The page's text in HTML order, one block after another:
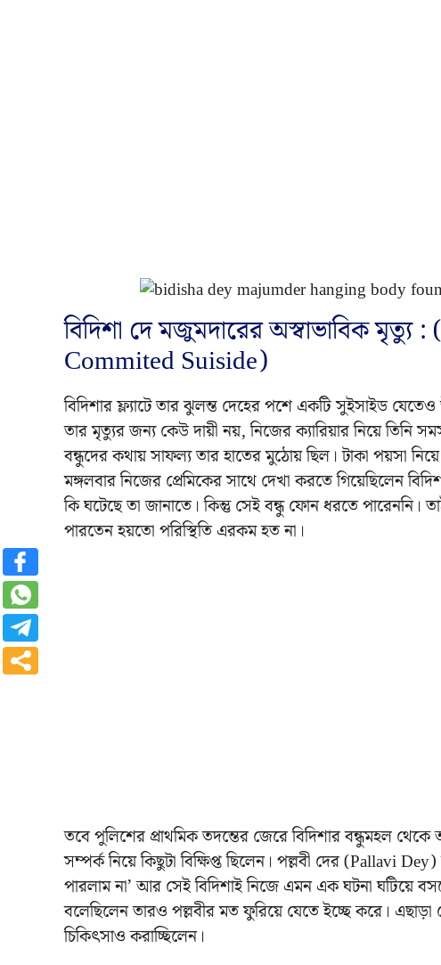
বিদিশা দে মজুমদারের অস্বাভাবিক
Commited Suiside)
বিদিশার ফ্ল্যাটে তার ঝুলন্ত দেহের পশে একটি সুইসাইড
তার মৃত্যুর জন্য কেউ দায়ী নয়, নিজের ক্যারিয়ার নিয়ে তিনি
বন্ধুদের কথায় সাফল্য তার হাতের মুঠোয় ছিল। টাকা পয়সা
মঙ্গলবার নিজের প্রেমিকের সাথে দেখা করতে গিয়েছিলেন
কি ঘটেছে তা জানাতে। কিন্তু সেই বন্ধু ফোন ধরতে
পারতেন হয়তো পরিস্থিতি এরকম হত না।
তবে পুলিশের প্রাথমিক তদন্তের জেরে বিদিশার বন্ধুমহল
সম্পর্ক নিয়ে কিছুটা বিক্ষিপ্ত ছিলেন। পল্লবী দের (Pallavi
পারলাম না’ আর সেই বিদিশাই নিজে এমন এক ঘটনা ঘটিয়ে
বলেছিলেন তারও পল্লবীর মত ফুরিয়ে যেতে ইচ্ছে করে।
চিকিৎসাও করাচ্ছিলেন।